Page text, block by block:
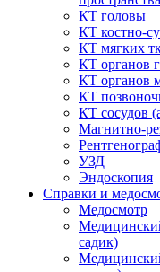
КТ головы
КТ костно-
КТ мягких
КТ органов
КТ органов
КТ
КТ сосудов
Магнитно-
УЗД
Эндоскопия
Справки и
Медосмотр
садик)